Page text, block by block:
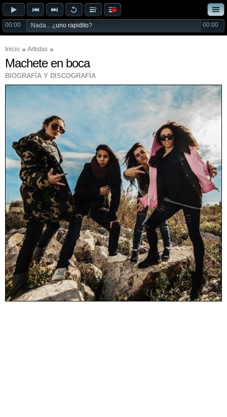
00:00 Nada... ¿uno rapidito? 00:00
Inicio Artistas
Machete en boca
BIOGRAFÍA Y DISCOGRAFÍA